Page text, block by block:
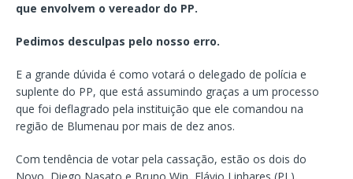
que envolvem o vereador do PP.
Pedimos desculpas pelo nosso erro.
E a grande dúvida é como votará o delegado de polícia e
suplente do PP, que está assumindo graças a um processo
que foi deflagrado pela instituição que ele comandou na
região de Blumenau por mais de dez anos.
Com tendência de votar pela cassação, estão os dois do